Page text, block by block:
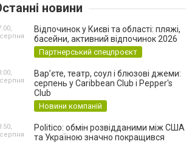
новини
Відпочинок у Києві та області: пляжі,
басейни, активний відпочинок 2026
Партнерський спецпроєкт
Вар’єте, театр, соул і блюзові джеми:
серпень у Caribbean Club і Pepper's
Club
Новини компаній
Politico: обмін розвідданими між США
та Україною значно покращився